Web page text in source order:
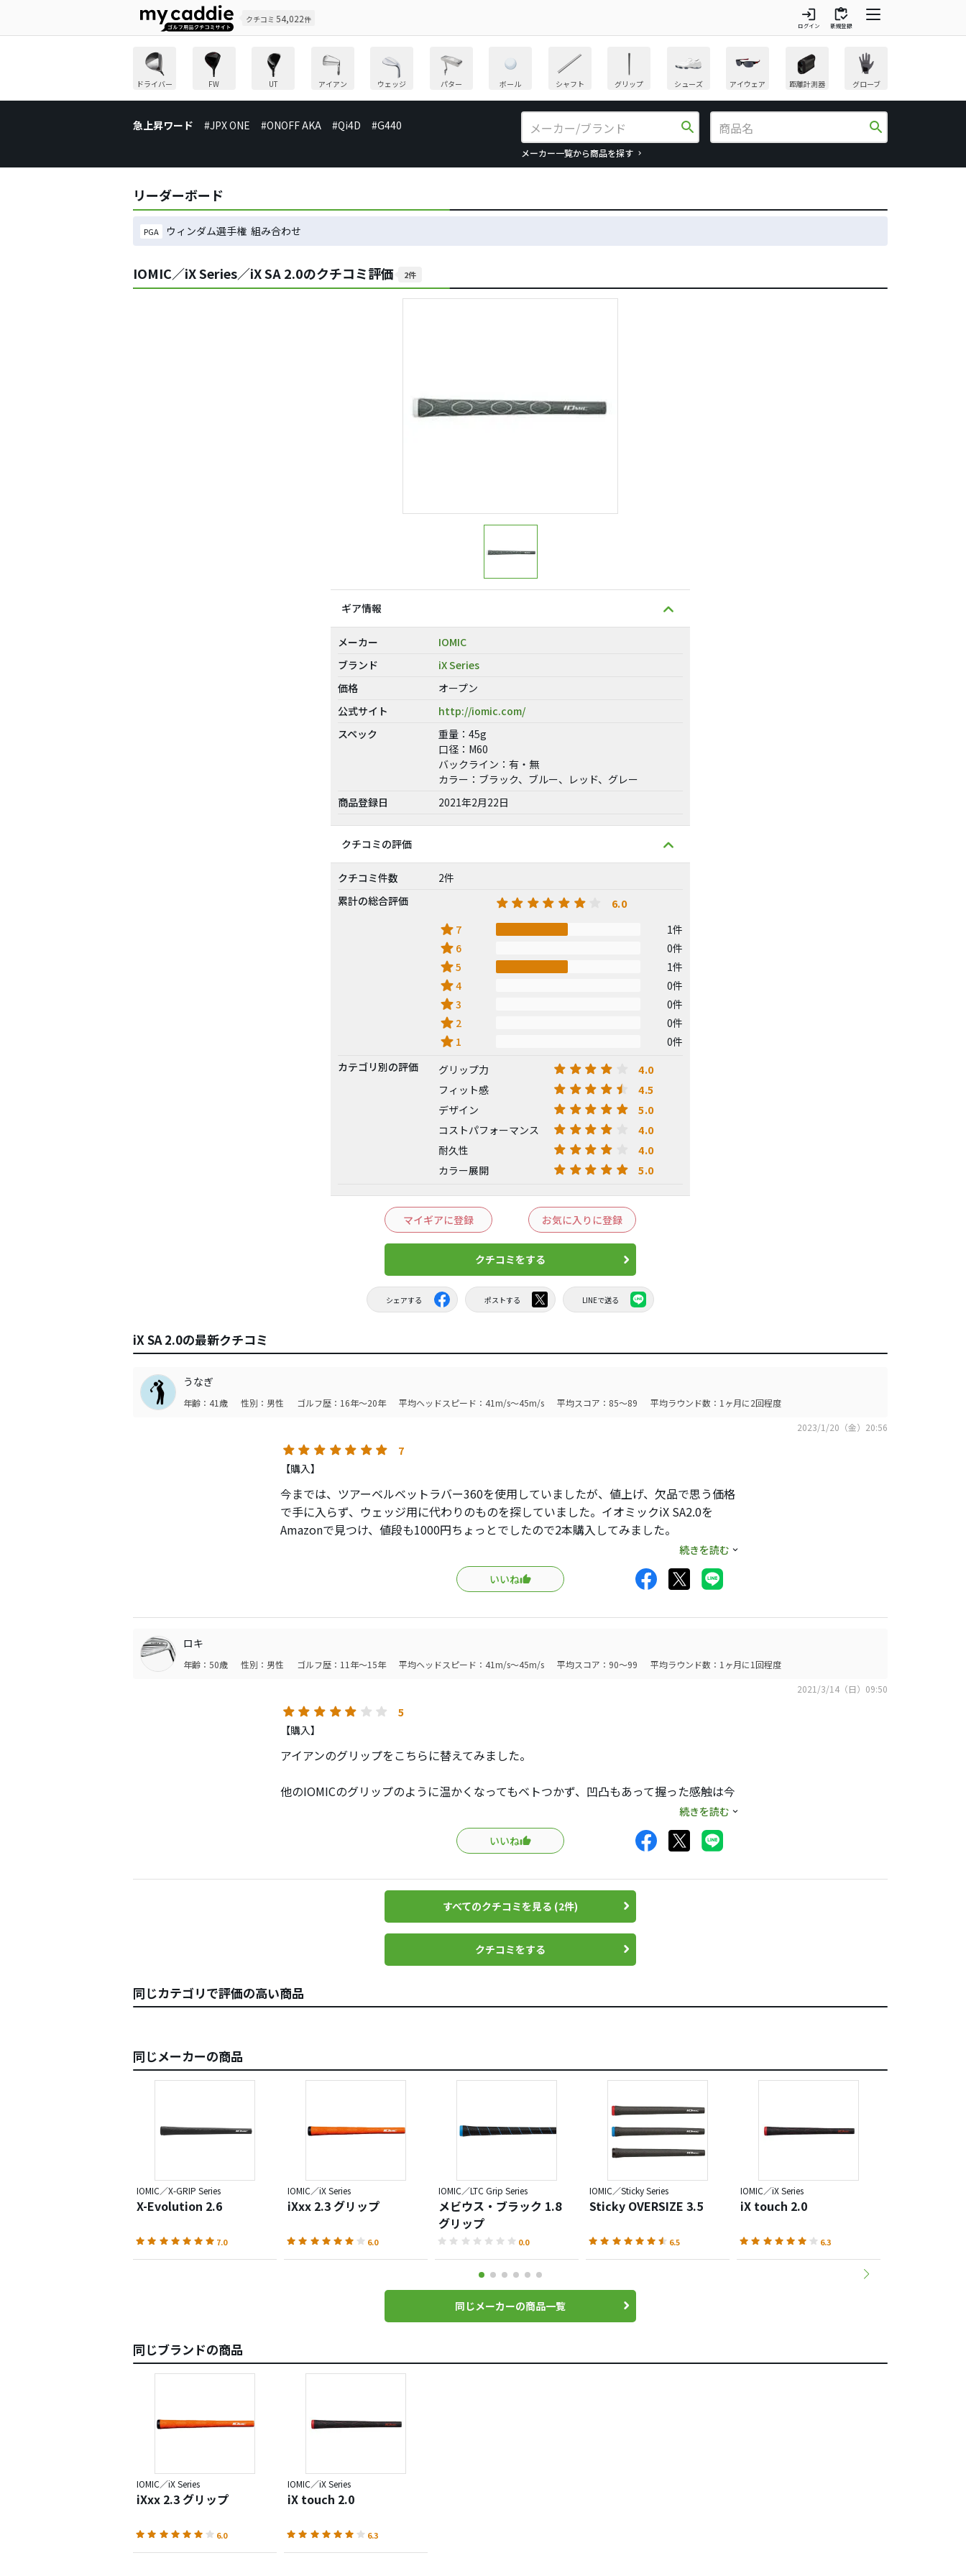
クチコミ 54,022件 login
ログイン
inventory
新規登録
ドライバー FW UT アイアン ウェッジ パター ボール シャフト グリップ シューズ アイウェア 距離計測器 グローブ
急上昇ワード #JPX ONE #ONOFF AKA #Qi4D #G440 search
メーカー一覧から商品を探す
search
リーダーボード
PGA ウィンダム選手権 組み合わせ
IOMIC／iX Series／iX SA 2.0のクチコミ評価 2件
ギア情報
メーカー
IOMIC
ブランド
iX Series
価格
オープン
公式サイト
http://iomic.com/
スペック
重量：45g
口径：M60
バックライン：有・無
カラー：ブラック、ブルー、レッド、グレー
商品登録日
2021年2月22日
クチコミの評価
クチコミ件数
2件
累計の総合評価
6.0
star 7 1件
star 6 0件
star5 1件
star4 0件
star3 0件
star 2 0件
star 1
0件
カテゴリ別の評価
グリップ力 4.0
フィット感 4.5
デザイン 5.0
コストパフォーマンス 4.0
耐久性 4.0
カラー展開 5.0
マイギアに登録 お気に入りに登録
クチコミをする
シェアする ポストする LINEで送る
iX SA 2.0の最新クチコミ
うなぎ
年齢：41歳 性別：男性 ゴルフ歴：16年～20年 平均ヘッドスピード：41m/s～45m/s 平均スコア：85～89
平均ラウンド数：1ヶ月に2回程度
2023/1/20（金）20:56
7
【購入】
今までは、ツアーベルベットラバー360を使用していましたが、値上げ、欠品で思う価格
で手に入らず、ウェッジ用に代わりのものを探していました。イオミックiX SA2.0を
Amazonで見つけ、値段も1000円ちょっとでしたので2本購入してみました。
太さもツアーベルベットより少し太めでちょうど良く、モチモチ感のある中にもヨレはな
く、さすがといったところです。マイナス要素は見つかりません。近めのアプローチはグ
ローブをしないので、モチモチ感は力まずいい感じです。ウェッジ以外も全部これにして
続きを読む
いいね
ロキ
年齢：50歳 性別：男性 ゴルフ歴：11年～15年 平均ヘッドスピード：41m/s～45m/s 平均スコア：90～99
平均ラウンド数：1ヶ月に1回程度
2021/3/14（日）09:50
5
【購入】
アイアンのグリップをこちらに替えてみました。
他のIOMICのグリップのように温かくなってもベトつかず、凹凸もあって握った感触は今
ただ残念なことに細すぎて、テーパーも無く、女子用クラブを握っているような感覚にな
これでもう少し太いサイズのものが出てくれれば、間違いなくまた入れます。
続きを読む
いいね
すべてのクチコミを見る (2件)
クチコミをする
同じカテゴリで評価の高い商品
同じメーカーの商品
IOMIC／X-GRIP Series
X-Evolution 2.6
7.0
IOMIC／iX Series
iXxx 2.3 グリップ
6.0
IOMIC／LTC Grip Series
メビウス・ブラック 1.8
グリップ
0.0
IOMIC／Sticky Series
Sticky OVERSIZE 3.5
6.5
IOMIC／iX Series
iX touch 2.0
6.3
同じメーカーの商品一覧
同じブランドの商品
IOMIC／iX Series
iXxx 2.3 グリップ
6.0
IOMIC／iX Series
iX touch 2.0
6.3